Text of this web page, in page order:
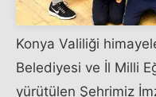
Konya Valiliği
Belediyesi ve İl Milli
yürütülen Şehrimiz